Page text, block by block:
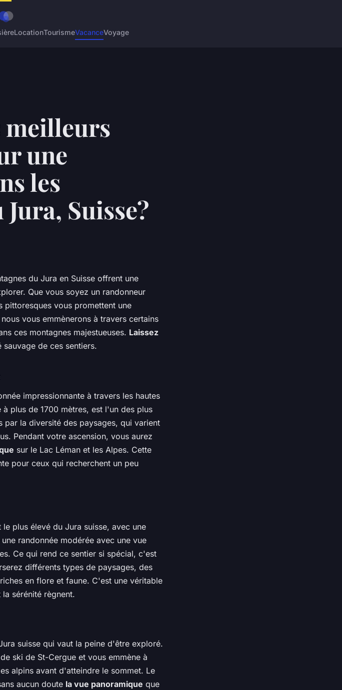
LocationTourismeVacanceVoyage
meilleurs
une
les
Suisse?
du Jura en Suisse offrent une
Que vous soyez un randonneur
pittoresques vous promettent une
vous emmènerons à travers certains
ces montagnes majestueuses. Laissez
sauvage de ces sentiers.
impressionnante à travers les hautes
plus de 1700 mètres, est l'un des plus
par la diversité des paysages, qui varient
Pendant votre ascension, vous aurez
sur le Lac Léman et les Alpes. Cette
pour ceux qui recherchent un peu
plus élevé du Jura suisse, avec une
randonnée modérée avec une vue
Ce qui rend ce sentier si spécial, c'est
différents types de paysages, des
en flore et faune. C'est une véritable
sérénité règnent.
suisse qui vaut la peine d'être exploré.
ski de St-Cergue et vous emmène à
alpins avant d'atteindre le sommet. Le
aucun doute la vue panoramique que